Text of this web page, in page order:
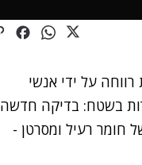
על ידי אנשי
בשטח: בדיקה חדשה
חומר רעיל ומסרטן -